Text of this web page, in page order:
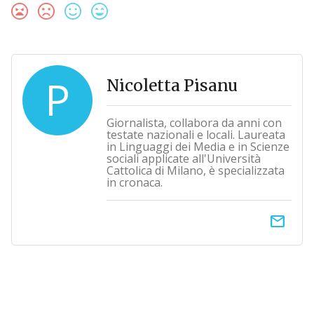
P Nicoletta Pisanu
Giornalista, collabora da anni con
testate nazionali e locali. Laureata
in Linguaggi dei Media e in Scienze
sociali applicate all'Università
Cattolica di Milano, è specializzata
in cronaca.
email